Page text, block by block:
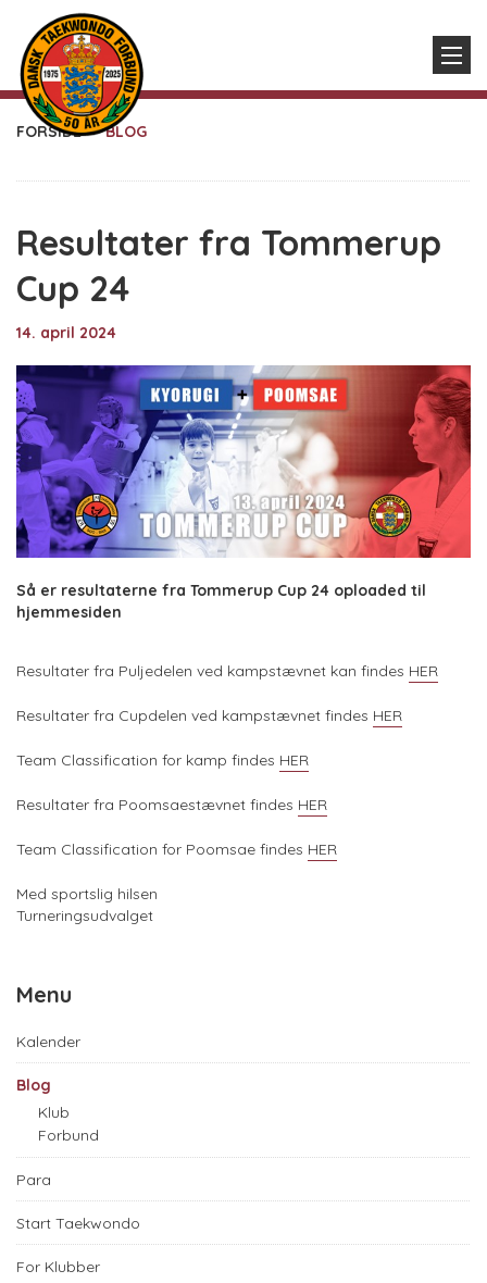
FORSIDE BLOG
Resultater fra Tommerup
Cup 24
14. april 2024
Så er resultaterne fra Tommerup Cup 24 oploaded til
hjemmesiden
Resultater fra Puljedelen ved kampstævnet kan findes HER
Resultater fra Cupdelen ved kampstævnet findes HER
Team Classification for kamp findes HER
Resultater fra Poomsaestævnet findes HER
Team Classification for Poomsae findes HER
Med sportslig hilsen
Turneringsudvalget
Menu
Kalender
Blog
Klub
Forbund
Para
Start Taekwondo
For Klubber